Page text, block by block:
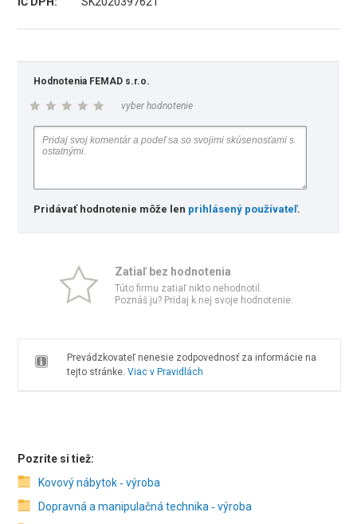
Hodnotenia FEMAD s.r.o.
vyber hodnotenie
Pridávať hodnotenie môže len prihlásený používateľ.
Zatiaľ bez hodnotenia
Túto firmu zatiaľ nikto nehodnotil.
Poznáš ju? Pridaj k nej svoje hodnotenie.
Prevádzkovateľ nenesie zodpovednosť za informácie na
tejto stránke. Viac v Pravidlách
Pozrite si tiež:
Kovový nábytok ‑ výroba
Dopravná a manipulačná technika ‑ výroba